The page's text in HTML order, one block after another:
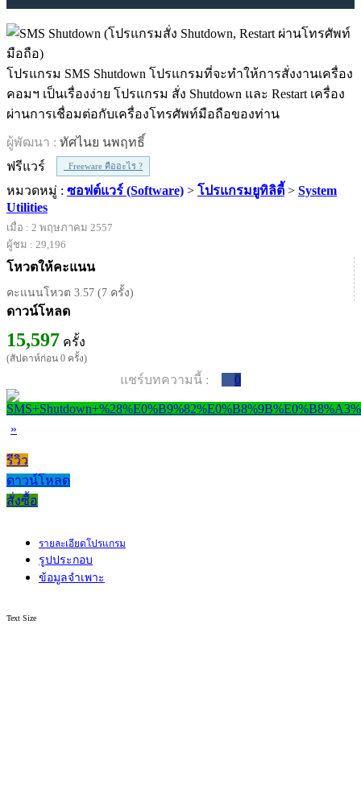
โปรแกรม SMS Shutdown โปรแกรมที่จะทำให้การสั่งงานเครื่อง
คอมฯ เป็นเรื่องง่าย โปรแกรม สั่ง Shutdown และ Restart เครื่อง
ผ่านการเชื่อมต่อกับเครื่องโทรศัพท์มือถือของท่าน
ผู้พัฒนา : ทัศไนย นพฤทธิ์
ฟรีแวร์
Freeware คืออะไร ?
หมวดหมู่ : ซอฟต์แวร์ (Software) > โปรแกรมยูทิลิตี้ > System
Utilities
เมื่อ : 2 พฤษภาคม 2557
ผู้ชม : 29,196
โหวตให้คะแนน
คะแนนโหวต 3.57 (7 ครั้ง)
ดาวน์โหลด
15,597 ครั้ง
(สัปดาห์ก่อน 0 ครั้ง)
แชร์บทความนี้ : 0
»
รีวิว
ดาวน์โหลด
สั่งซื้อ
รายละเอียดโปรแกรม
รูปประกอบ
ข้อมูลจำเพาะ
Text Size